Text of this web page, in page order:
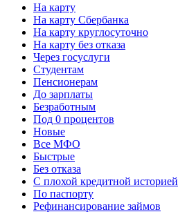
На карту
На карту Сбербанка
На карту круглосуточно
На карту без отказа
Через госуслуги
Студентам
Пенсионерам
До зарплаты
Безработным
Под 0 процентов
Новые
Все МФО
Быстрые
Без отказа
С плохой кредитной историей
По паспорту
Рефинансирование займов